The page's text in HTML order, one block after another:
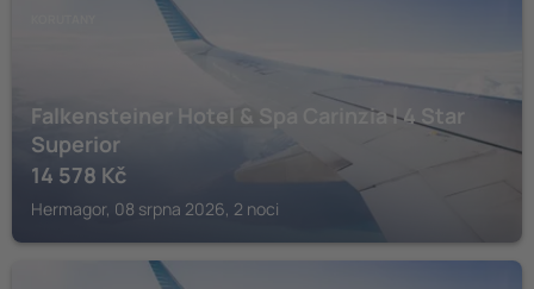
Falkensteiner Hotel & Spa Carinzia l 4 Star
Superior
14 578 Kč
Hermagor, 08 srpna 2026, 2 noci